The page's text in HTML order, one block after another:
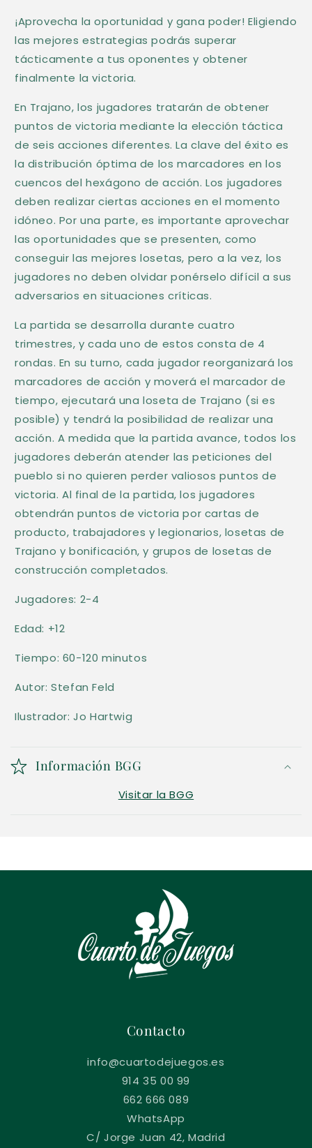
o
d
e
s
p
l
e
g
a
b
l
e
¡Aprovecha la oportunidad y gana poder! Eligiendo
las mejores estrategias podrás superar
tácticamente a tus oponentes y obtener
finalmente la victoria.
En Trajano, los jugadores tratarán de obtener
puntos de victoria mediante la elección táctica
de seis acciones diferentes. La clave del éxito es
la distribución óptima de los marcadores en los
cuencos del hexágono de acción. Los jugadores
deben realizar ciertas acciones en el momento
idóneo. Por una parte, es importante aprovechar
las oportunidades que se presenten, como
conseguir las mejores losetas, pero a la vez, los
jugadores no deben olvidar ponérselo difícil a sus
adversarios en situaciones críticas.
La partida se desarrolla durante cuatro
trimestres, y cada uno de estos consta de 4
rondas. En su turno, cada jugador reorganizará los
marcadores de acción y moverá el marcador de
tiempo, ejecutará una loseta de Trajano (si es
posible) y tendrá la posibilidad de realizar una
acción. A medida que la partida avance, todos los
jugadores deberán atender las peticiones del
pueblo si no quieren perder valiosos puntos de
victoria. Al final de la partida, los jugadores
obtendrán puntos de victoria por cartas de
producto, trabajadores y legionarios, losetas de
Trajano y bonificación, y grupos de losetas de
construcción completados.
Jugadores: 2-4
Edad: +12
Tiempo: 60-120 minutos
Autor: Stefan Feld
Ilustrador: Jo Hartwig
Información BGG
Visitar la BGG
Contacto
info@cuartodejuegos.es
914 35 00 99
662 666 089
WhatsApp
C/ Jorge Juan 42, Madrid